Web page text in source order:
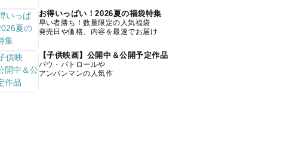
お得いっぱい！2026夏の福袋特集
早い者勝ち！数量限定の人気福袋
発売日や価格、内容を最速でお届け
【子供映画】公開中＆公開予定作品
パウ・パトロールや
アンパンマンの人気作